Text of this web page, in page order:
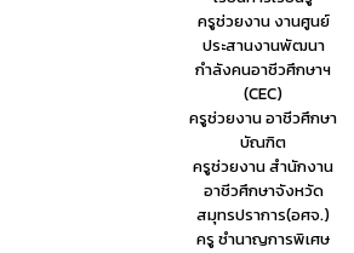
ครูช่วยงาน งานศูนย์
ประสานงานพัฒนา
กำลังคนอาชีวศึกษาฯ
(CEC)
ครูช่วยงาน อาชีวศึกษา
บัณฑิต
ครูช่วยงาน สำนักงาน
อาชีวศึกษาจังหวัด
สมุทรปราการ(อศจ.)
ครู ชำนาญการพิเศษ